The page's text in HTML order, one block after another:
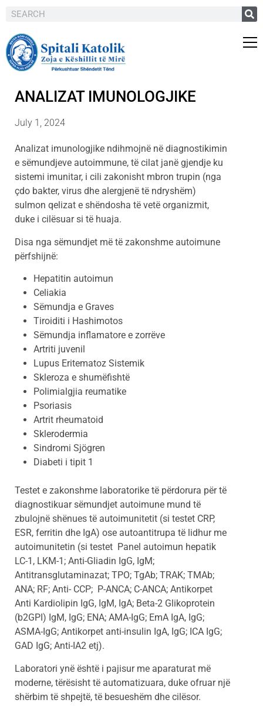
ANALIZAT IMUNOLOGJIKE
July 1, 2024
Analizat imunologjike ndihmojnë në diagnostikimin
e sëmundjeve autoimmune, të cilat janë gjendje ku
sistemi imunitar, i cili zakonisht mbron trupin (nga
çdo bakter, virus dhe alergjenë të ndryshëm)
sulmon qelizat e shëndosha të vetë organizmit,
duke i cilësuar si të huaja.
Disa nga sëmundjet më të zakonshme autoimune
përfshijnë:
Hepatitin autoimun
Celiakia
Sëmundja e Graves
Tiroiditi i Hashimotos
Sëmundja inflamatore e zorrëve
Artriti juvenil
Lupus Eritematoz Sistemik
Skleroza e shumëfishtë
Polimialgjia reumatike
Psoriasis
Artrit rheumatoid
Sklerodermia
Sindromi Sjögren
Diabeti i tipit 1
Testet e zakonshme laboratorike të përdorura për të
diagnostikuar sëmundjet autoimune mund të
zbulojnë shënues të autoimunitetit (si testet CRP,
ESR, ferritin dhe IgA) ose autoantitrupa të lidhur me
autoimunitetin (si testet Panel autoimun hepatik
LC-1, LKM-1; Anti-Gliadin IgG, IgM;
Antitransglutaminazat; TPO; TgAb; TRAK; TMAb;
ANA; RF; Anti- CCP; P-ANCA; C-ANCA; Antikorpet
Anti Kardiolipin IgG, IgM, IgA; Beta-2 Glikoprotein
(b2GPI) IgM, IgG; ENA; AMA-IgG; EmA IgA, IgG;
ASMA-IgG; Antikorpet anti-insulin IgA, IgG; ICA IgG;
GAD IgG; Anti-IA2 etj).
Laboratori ynë është i pajisur me aparaturat më
moderne, tërësisht të automatizuara, duke ofruar një
shërbim të shpejtë, të besueshëm dhe cilësor.